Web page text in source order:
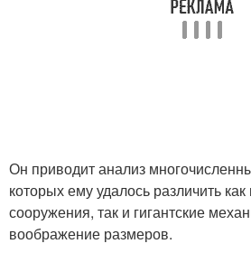
Он приводит анализ
которых ему удалось различить
сооружения, так и гигантские
воображение размеров.